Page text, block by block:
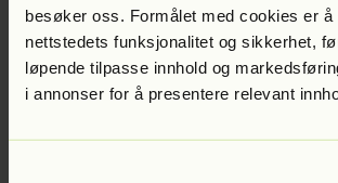
besøker oss. Formålet med cookies er å
nettstedets funksjonalitet og sikkerhet,
løpende tilpasse innhold og
i annonser for å presentere relevant